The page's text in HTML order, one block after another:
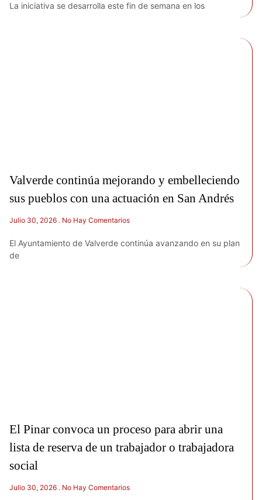
La iniciativa se desarrolla este fin de semana en los
Valverde continúa mejorando y embelleciendo
sus pueblos con una actuación en San Andrés
Julio 30, 2026 No Hay Comentarios
El Ayuntamiento de Valverde continúa avanzando en su plan
de
El Pinar convoca un proceso para abrir una
lista de reserva de un trabajador o trabajadora
social
Julio 30, 2026 No Hay Comentarios